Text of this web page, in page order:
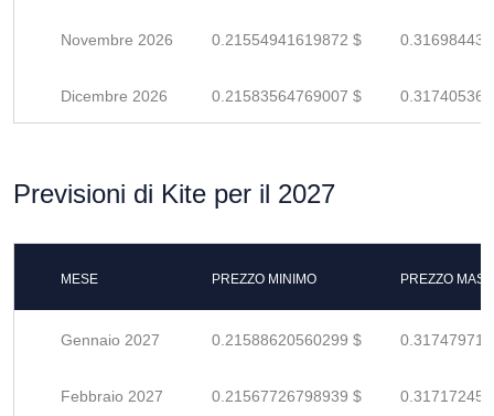
Novembre 2026 0.21554941619872 $
Dicembre 2026 0.21583564769007 $
Previsioni di Kite per il 2027
MESE PREZZO MINIMO PREZZO
Gennaio 2027 0.21588620560299 $
Febbraio 2027 0.21567726798939 $